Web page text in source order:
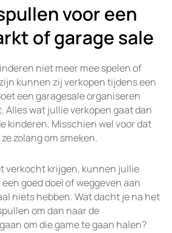
voor een
of garage sale
niet meer mee spelen of
kunnen zij verkopen tijdens een
een garagesale organiseren
Alles wat jullie verkopen gaat dan
kinderen. Misschien wel voor dat
zolang om smeken.
verkocht krijgen, kunnen jullie
goed doel of weggeven aan
niets hebben. Wat dacht je na het
om dan naar de
om die game te gaan halen?